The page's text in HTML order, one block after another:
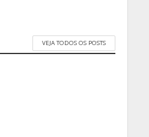
VEJA TODOS OS POSTS